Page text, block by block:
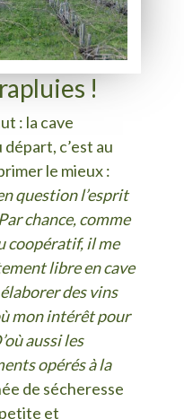
!
: la cave
c’est au
le mieux :
question l’esprit
Par chance, comme
coopératif, il me
libre en cave
des vins
mon intérêt pour
aussi les
opérés à la
de sécheresse
et